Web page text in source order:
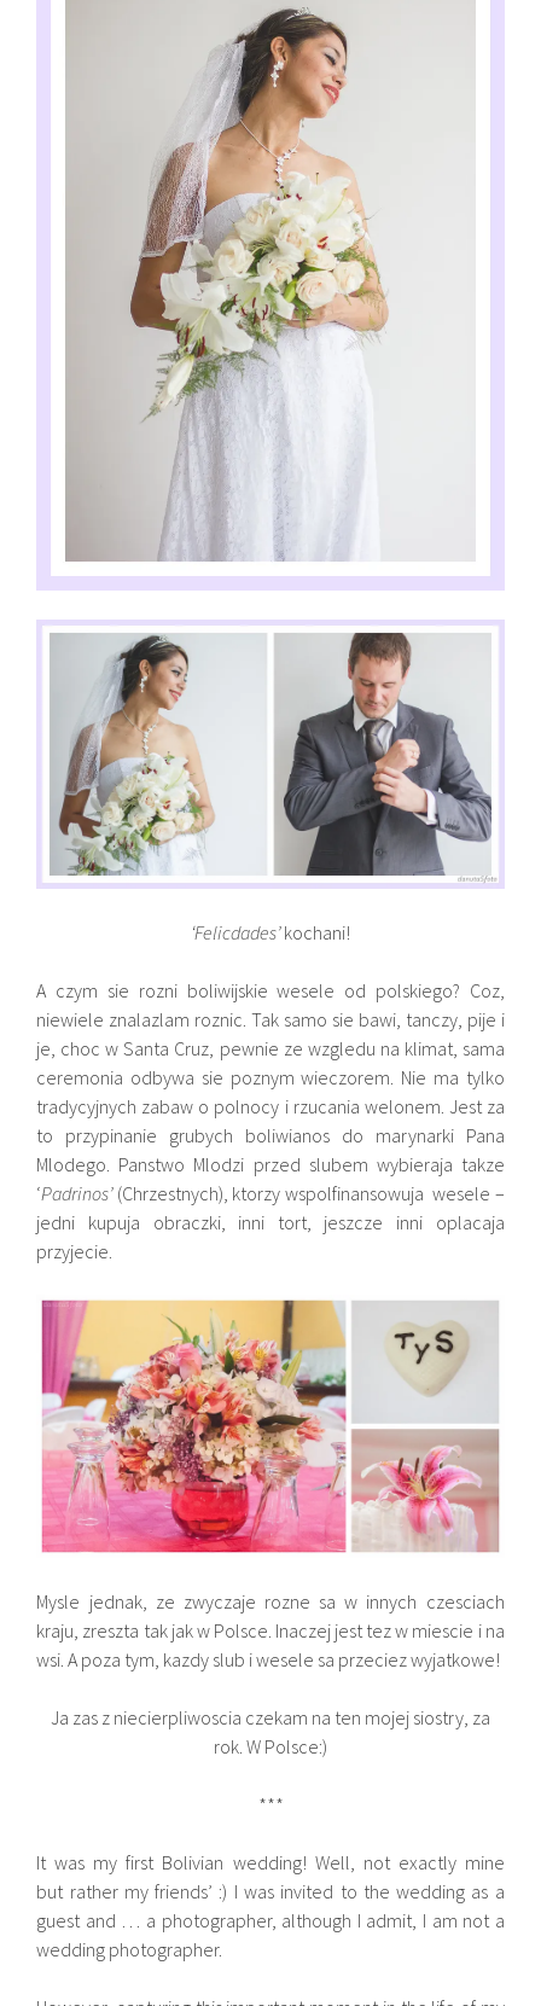
‘Felicdades’kochani!
A czym sie rozni boliwijskie wesele od polskiego? Coz,
niewiele znalazlam roznic. Tak samo sie bawi, tanczy, pije i
je, choc w Santa Cruz, pewnie ze wzgledu na klimat, sama
ceremonia odbywa sie poznym wieczorem. Nie ma tylko
tradycyjnych zabaw o polnocy i rzucania welonem. Jest za
to przypinanie grubych boliwianos do marynarki Pana
Mlodego. Panstwo Mlodzi przed slubem wybieraja takze
‘Padrinos’(Chrzestnych), ktorzy wspolfinansowuja wesele –
jedni kupuja obraczki, inni tort, jeszcze inni oplacaja
przyjecie.
Mysle jednak, ze zwyczaje rozne sa w innych czesciach
kraju, zreszta tak jak w Polsce. Inaczej jest tez w miescie i na
wsi. A poza tym, kazdy slub i wesele sa przeciez wyjatkowe!
Ja zas z niecierpliwoscia czekam na ten mojej siostry, za
rok. W Polsce:)
***
It was my first Bolivian wedding! Well, not exactly mine
but rather my friends’ :) I was invited to the wedding as a
guest and … a photographer, although I admit, I am not a
wedding photographer.